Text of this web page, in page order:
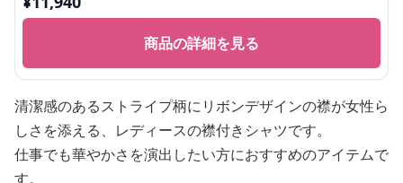
商品の詳細を見る
清潔感のあるストライプ柄にリボンデザインの襟が女性ら
しさを添える、レディースの襟付きシャツです。
仕事でも華やかさを演出したい方におすすめのアイテムで
す。